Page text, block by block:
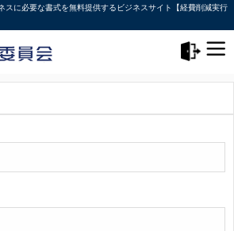
スに必要な書式を無料提供するビジネスサイト【経費削減実行